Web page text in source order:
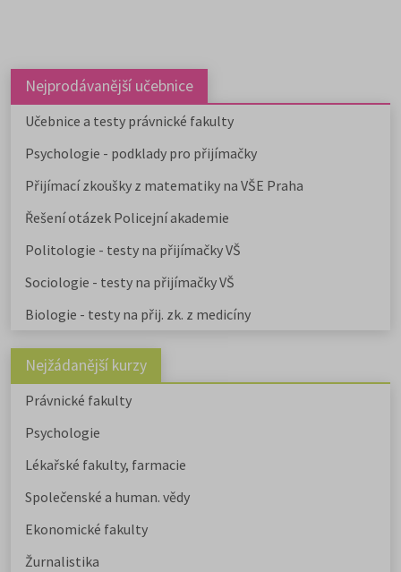
Nejprodávanější učebnice
Učebnice a testy právnické fakulty
Psychologie - podklady pro přijímačky
Přijímací zkoušky z matematiky na VŠE Praha
Řešení otázek Policejní akademie
Politologie - testy na přijímačky VŠ
Sociologie - testy na přijímačky VŠ
Biologie - testy na přij. zk. z medicíny
Nejžádanější kurzy
Právnické fakulty
Psychologie
Lékařské fakulty, farmacie
Společenské a human. vědy
Ekonomické fakulty
Žurnalistika